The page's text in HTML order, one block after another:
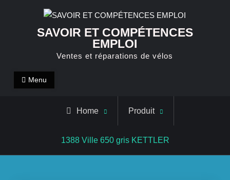
SAVOIR ET COMPÉTENCES
EMPLOI
Ventes et réparations de vélos
Menu
Home Produit
1388 Ville 650 gris KETTLER